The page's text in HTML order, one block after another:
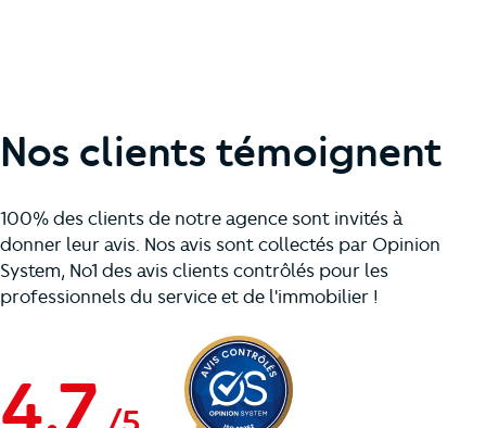
Nos clients témoignent
100% des clients de notre agence sont invités à
donner leur avis. Nos avis sont collectés par Opinion
System, No1 des avis clients contrôlés pour les
professionnels du service et de l'immobilier !
4.7